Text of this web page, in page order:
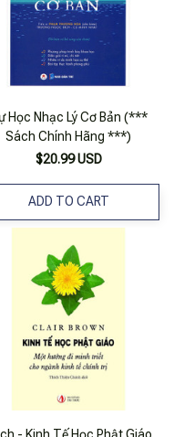
Học Nhạc Lý Cơ Bản (***
Sách Chính Hãng ***)
$20.99 USD
ADD TO CART
- Kinh Tế Học Phật Giáo